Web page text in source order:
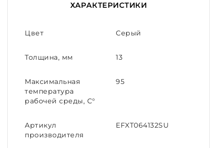
ХАРАКТЕРИСТИКИ
Цвет Серый
Толщина, мм 13
Максимальная
температура
рабочей среды, С°
95
Артикул
производителя
EFXT064132SU